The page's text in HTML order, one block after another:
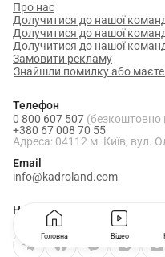
Про нас
Долучитися до нашої
Долучитися до нашої
Долучитися до нашої
Замовити рекламу
Знайшли помилку або маєте
Телефон
0 800 607 507 (безкоштовно
+380 67 008 70 55
Адреса: 04112 м. Київ, вул.
Email
info@kadroland.com
Наші соцмережі
Головна Відео